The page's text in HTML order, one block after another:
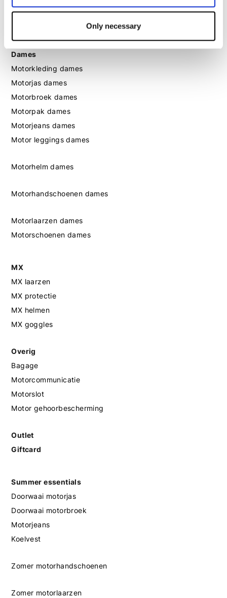
Only necessary
Motorlaarzen heren
Dames
Motorkleding dames
Motorjas dames
Motorbroek dames
Motorpak dames
Motorjeans dames
Motor leggings dames
Motorhelm dames
Motorhandschoenen dames
Motorlaarzen dames
Motorschoenen dames
MX
MX laarzen
MX protectie
MX helmen
MX goggles
Overig
Bagage
Motorcommunicatie
Motorslot
Motor gehoorbescherming
Outlet
Giftcard
Summer essentials
Doorwaai motorjas
Doorwaai motorbroek
Motorjeans
Koelvest
Zomer motorhandschoenen
Zomer motorlaarzen